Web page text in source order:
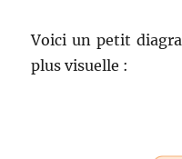
Voici un petit
plus visuelle :